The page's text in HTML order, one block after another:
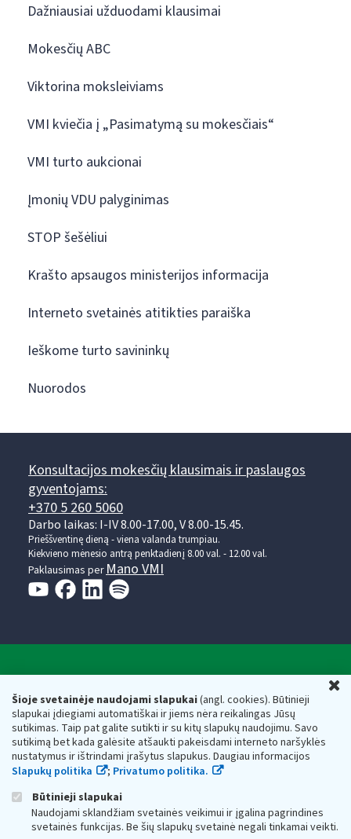
Šioje svetainėje naudojami slapukai(angl. cookies). Būtinieji
slapukai įdiegiami automatiškai ir jiems nėra reikalingas Jūsų
sutikimas. Taip pat galite sutikti ir su kitų slapukų naudojimu. Savo
sutikimą bet kada galėsite atšaukti pakeisdami interneto naršyklės
nustatymus ir ištrindami įrašytus slapukus. Daugiau informacijos
Slapukų politika
; Privatumo politika.
Būtinieji slapukai
Naudojami sklandžiam svetainės veikimui ir įgalina pagrindines
svetainės funkcijas. Be šių slapukų svetainė negali tinkamai veikti.
Dažniausiai užduodami klausimai
Mokesčių ABC
Viktorina moksleiviams
VMI kviečia į „Pasimatymą su mokesčiais“
VMI turto aukcionai
Įmonių VDU palyginimas
STOP šešėliui
Krašto apsaugos ministerijos informacija
Interneto svetainės atitikties paraiška
Ieškome turto savininkų
Nuorodos
Konsultacijos mokesčių klausimais ir paslaugos
gyventojams:
+370 5 260 5060
Darbo laikas: I-IV 8.00-17.00, V 8.00-15.45.
Prieššventinę dieną - viena valanda trumpiau.
Kiekvieno mėnesio antrą penktadienį 8.00 val. - 12.00 val.
Paklausimas per Mano VMI
Respublikos finansų ministerijos
Biudžetinė įstaiga. Juridinio asmens kodas — 188659752,
adresas: Vasario 16-osios g. 14, 01107 Vilnius, Lietuva, el.paštas:
vmi@vmi.lt, E. pristatymo dėžutės adresas 188659752
Duomenys apie Valstybinę mokesčių inspekciją prie Lietuvos
Respublikos finansų ministerijos kaupiami ir saugomi Juridinių